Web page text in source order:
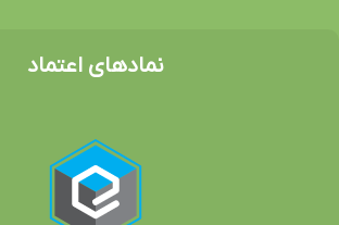
نمادهای اعتماد